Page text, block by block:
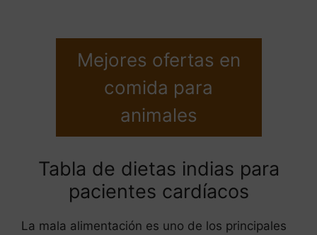
Mejores ofertas en
comida para
animales
Tabla de dietas indias para
pacientes cardíacos
La mala alimentación es uno de los principales